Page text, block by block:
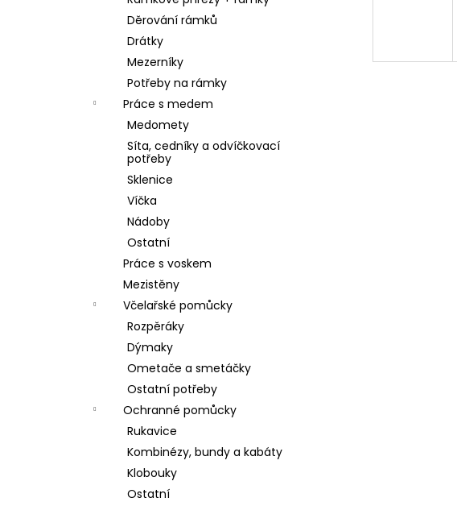
Děrování rámků
Drátky
Mezerníky
Potřeby na rámky
Práce s medem
Medomety
Síta, cedníky a odvíčkovací
potřeby
Sklenice
Víčka
Nádoby
Ostatní
Práce s voskem
Mezistěny
Včelařské pomůcky
Rozpěráky
Dýmaky
Ometače a smetáčky
Ostatní potřeby
Ochranné pomůcky
Rukavice
Kombinézy, bundy a kabáty
Klobouky
Ostatní
SKLENICE SVAZOVÁ VČELA 770ML BEZ